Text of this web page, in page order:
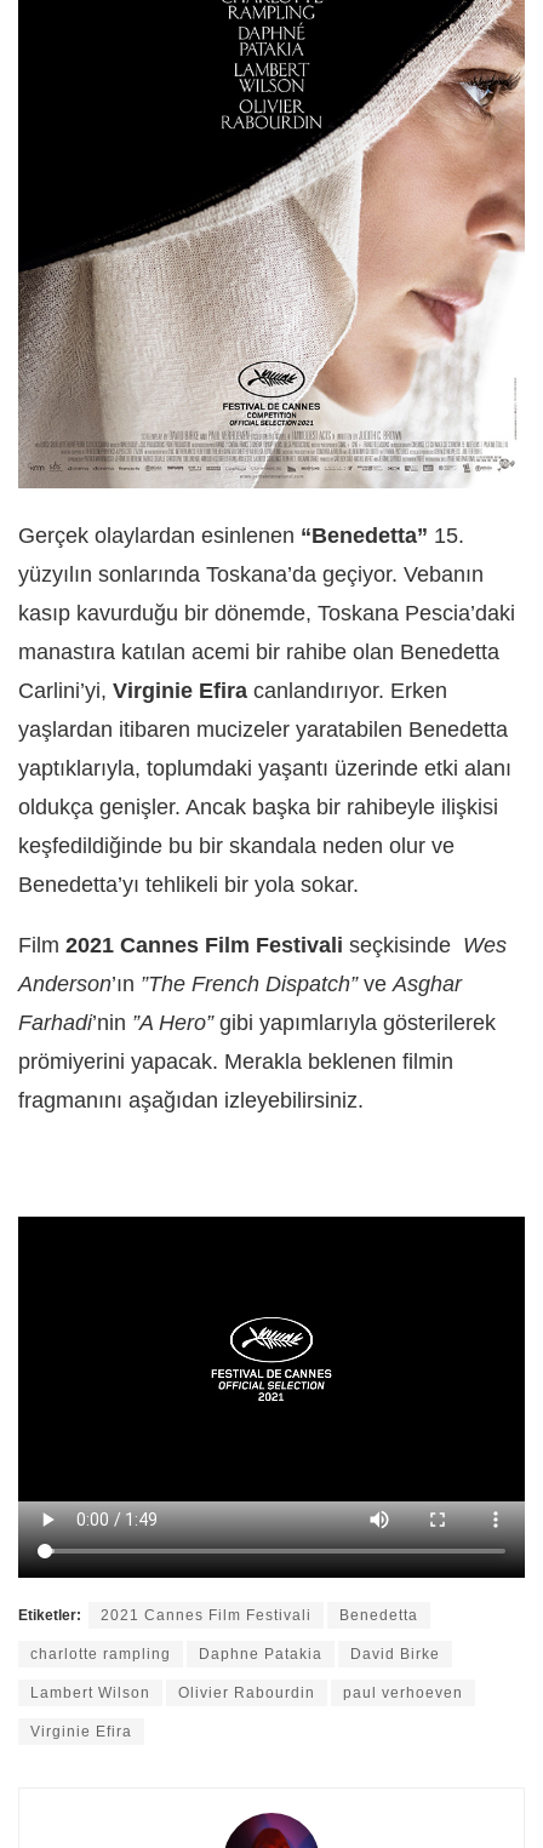
Gerçek olaylardan esinlenen “Benedetta” 15.
yüzyılın sonlarında Toskana’da geçiyor. Vebanın
kasıp kavurduğu bir dönemde, Toskana Pescia’daki
manastıra katılan acemi bir rahibe olan Benedetta
Carlini’yi, Virginie Efira canlandırıyor. Erken
yaşlardan itibaren mucizeler yaratabilen Benedetta
yaptıklarıyla, toplumdaki yaşantı üzerinde etki alanı
oldukça genişler. Ancak başka bir rahibeyle ilişkisi
keşfedildiğinde bu bir skandala neden olur ve
Benedetta’yı tehlikeli bir yola sokar.
Film 2021 Cannes Film Festivali seçkisinde Wes
Anderson’ın ”The French Dispatch”ve Asghar
Farhadi’nin ”A Hero”gibi yapımlarıyla gösterilerek
prömiyerini yapacak. Merakla beklenen filmin
fragmanını aşağıdan izleyebilirsiniz.
Etiketler: 2021 Cannes Film Festivali Benedetta
charlotte rampling Daphne Patakia David Birke
Lambert Wilson Olivier Rabourdin paul verhoeven
Virginie Efira